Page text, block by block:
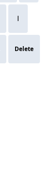
ㅣ
Delete